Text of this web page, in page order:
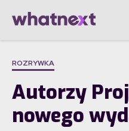
ROZRYWKA
Autorzy
nowego